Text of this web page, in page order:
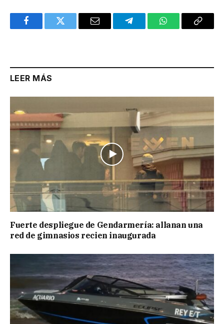
FacebookTwitter Email TelegramWhatsAppCopy
LEER MÁS
Fuerte despliegue de Gendarmería: allanan una
red de gimnasios recien inaugurada